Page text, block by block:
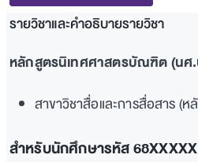
รายวิชาและคำอธิบายรายวิชา
หลักสูตรนิเทศศาสตรบัณฑิต (นศ
สาขาวิชาสื่อและการสื่อสาร (
สำหรับนักศึกษารหัส